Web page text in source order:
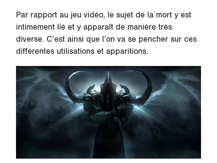
Par rapport au jeu vidéo, le sujet de la mort y est
intimement lié et y apparaît de manière très
diverse. C’est ainsi que l’on va se pencher sur ces
différentes utilisations et apparitions.